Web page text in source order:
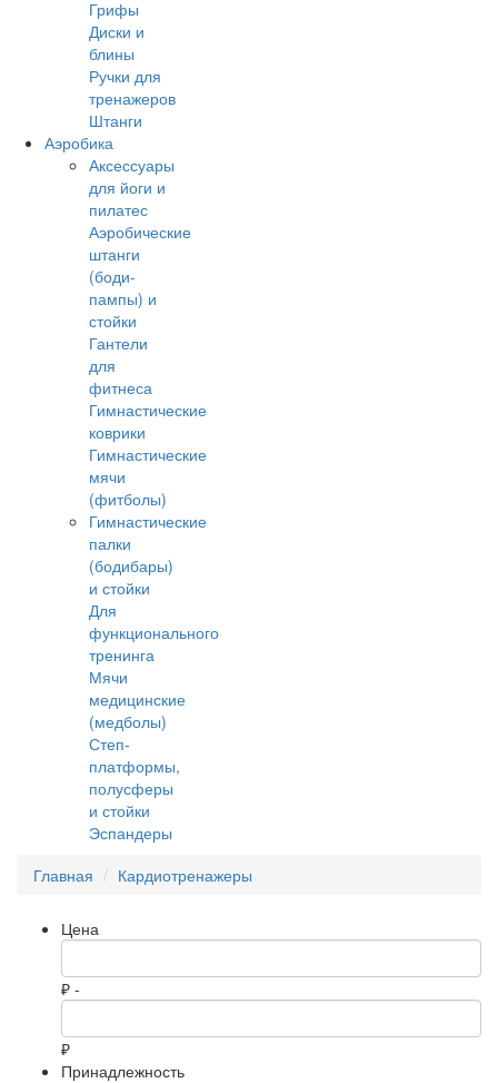
Грифы
Диски и
блины
Ручки для
тренажеров
Штанги
Аэробика
Аксессуары
для йоги и
пилатес
Аэробические
штанги
(боди-
пампы) и
стойки
Гантели
для
фитнеса
Гимнастические
коврики
Гимнастические
мячи
(фитболы)
Гимнастические
палки
(бодибары)
и стойки
Для
функционального
тренинга
Мячи
медицинские
(медболы)
Степ-
платформы,
полусферы
и стойки
Эспандеры
Главная
Кардиотренажеры
Цена
₽ -
₽
Принадлежность